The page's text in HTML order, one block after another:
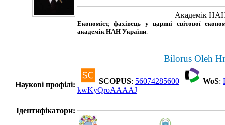
Академік
Економіст, фахівець у царині світової
академік НАН України
Bilorus Oleh
Наукові профілі: SCOPUS: 56074285600 WoS:
kwKyQroAAAAJ
Ідентифікатори: